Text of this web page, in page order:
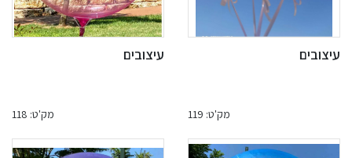
עיצובים
מק'ט: 119
עיצובים
מק'ט: 118